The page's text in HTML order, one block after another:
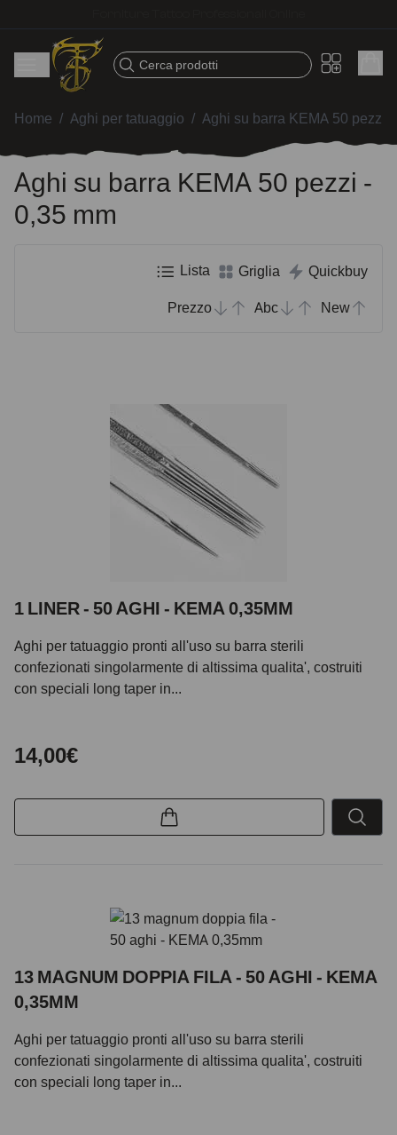
Cerca prodotti
Home / Aghi per tatuaggio / Aghi su barra KEMA 50 pezzi
Aghi su barra KEMA 50 pezzi -
0,35 mm
Lista Griglia Quickbuy
Prezzo Abc New
1 LINER - 50 AGHI - KEMA 0,35MM
Aghi per tatuaggio pronti all'uso su barra sterili
confezionati singolarmente di altissima qualita', costruiti
con speciali long taper in...
14,00€
13 MAGNUM DOPPIA FILA - 50 AGHI - KEMA
0,35MM
Aghi per tatuaggio pronti all'uso su barra sterili
confezionati singolarmente di altissima qualita', costruiti
con speciali long taper in...